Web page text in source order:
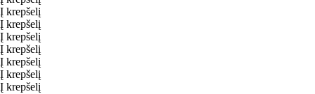
Į krepšelį
Į krepšelį
Į krepšelį
Į krepšelį
Į krepšelį
Į krepšelį
Į krepšelį